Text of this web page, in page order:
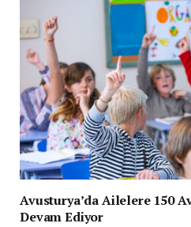
Avusturya’da Ailelere 150
Devam Ediyor